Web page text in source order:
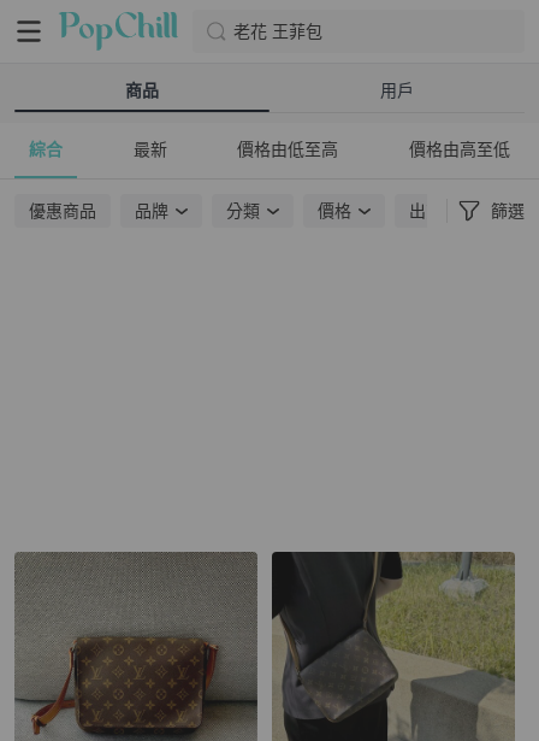
老花 王菲包
商品 用戶
綜合 最新 價格由低至高 價格由高至低
優惠商品 品牌 分類 價格 出貨地點 篩選